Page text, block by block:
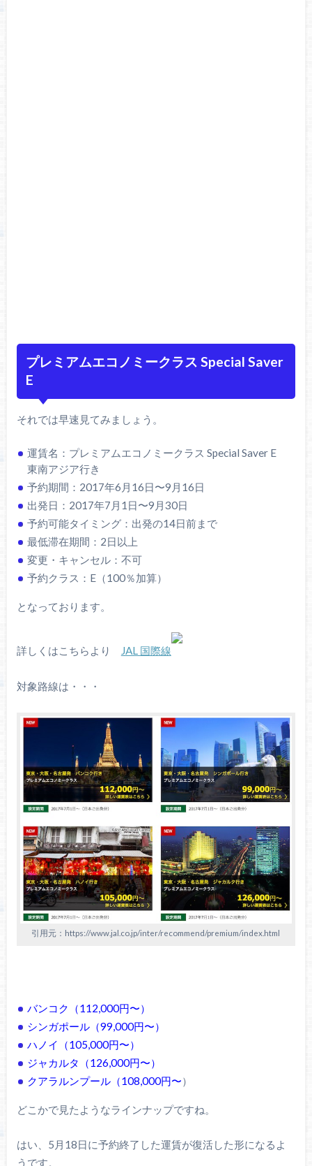
プレミアムエコノミークラス Special Saver
E
それでは早速見てみましょう。
運賃名：プレミアムエコノミークラス Special Saver E
東南アジア行き
予約期間：2017年6月16日〜9月16日
出発日：2017年7月1日〜9月30日
予約可能タイミング：出発の14日前まで
最低滞在期間：2日以上
変更・キャンセル：不可
予約クラス：E（100％加算）
となっております。
詳しくはこちらより JAL 国際線
対象路線は・・・
引用元：https://www.jal.co.jp/inter/recommend/premium/index.html
バンコク（112,000円〜）
シンガポール（99,000円〜）
ハノイ（105,000円〜）
ジャカルタ（126,000円〜）
クアラルンプール（108,000円〜）
どこかで見たようなラインナップですね。
はい、5月18日に予約終了した運賃が復活した形になるよ
うです。